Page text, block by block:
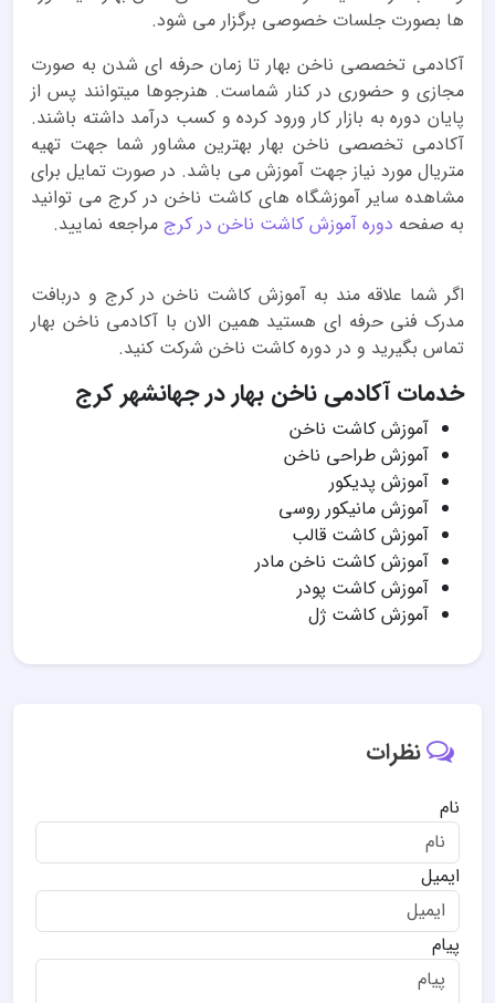
ها بصورت جلسات خصوصی برگزار می شود.
آکادمی تخصصی ناخن بهار تا زمان حرفه ای شدن به صورت
مجازی و حضوری در کنار شماست. هنرجوها میتوانند پس از
پایان دوره به بازار کار ورود کرده و کسب درآمد داشته باشند.
آکادمی تخصصی ناخن بهار بهترین مشاور شما جهت تهیه
متریال مورد نیاز جهت آموزش می باشد. در صورت تمایل برای
مشاهده سایر آموزشگاه های کاشت ناخن در کرج می توانید
به صفحه دوره آموزش کاشت ناخن در کرج مراجعه نمایید.
اگر شما علاقه مند به آموزش کاشت ناخن در کرج و دربافت
مدرک فنی حرفه ای هستید همین الان با آکادمی ناخن بهار
تماس بگیرید و در دوره کاشت ناخن شرکت کنید.
خدمات آکادمی ناخن بهار در جهانشهر کرج
آموزش کاشت ناخن
آموزش طراحی ناخن
آموزش پدیکور
آموزش مانیکور روسی
آموزش کاشت قالب
آموزش کاشت ناخن مادر
آموزش کاشت پودر
آموزش کاشت ژل
نظرات
نام
ایمیل
پیام